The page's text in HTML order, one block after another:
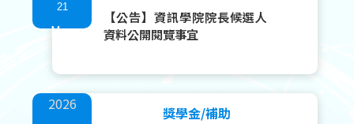
21
May
【公告】資訊學院院長候選人
資料公開閱覽事宜
2026 獎學金/補助